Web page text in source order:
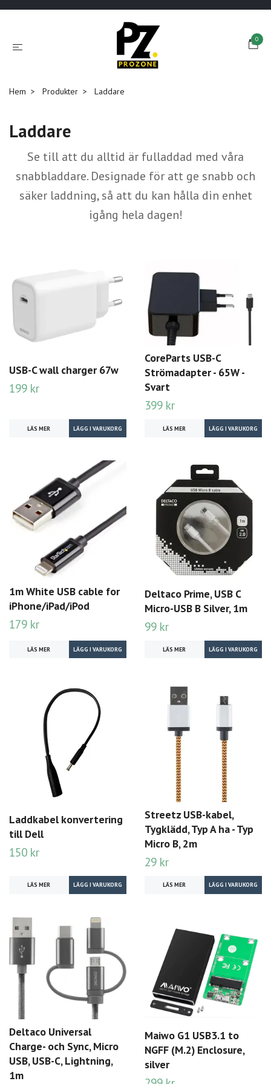
0
Hem Produkter Laddare
Laddare
Se till att du alltid är fulladdad med våra
snabbladdare. Designade för att ge snabb och
säker laddning, så att du kan hålla din enhet
igång hela dagen!
USB-C wall charger 67w
199 kr
LÄS MER
CoreParts USB-C
Strömadapter - 65W -
Svart
399 kr
LÄS MER
1m White USB cable for
iPhone/iPad/iPod
179 kr
LÄS MER
Deltaco Prime, USB C
Micro-USB B Silver, 1m
99 kr
LÄS MER
Laddkabel konvertering
till Dell
150 kr
LÄS MER
Streetz USB-kabel,
Tygklädd, Typ A ha - Typ
Micro B, 2m
29 kr
LÄS MER
Deltaco Universal
Charge- och Sync, Micro
USB, USB-C, Lightning,
1m
Maiwo G1 USB3.1 to
NGFF (M.2) Enclosure,
silver